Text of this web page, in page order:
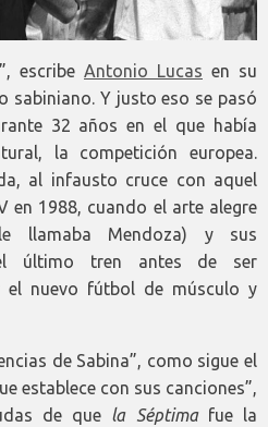
escribe Antonio Lucas en su
sabiniano. Y justo eso se pasó
32 años en el que había
la competición europea.
al infausto cruce con aquel
en 1988, cuando el arte alegre
llamaba Mendoza) y sus
el último tren antes de ser
nuevo fútbol de músculo y
de Sabina”, como sigue el
establece con sus canciones”,
de que la Séptimafue la